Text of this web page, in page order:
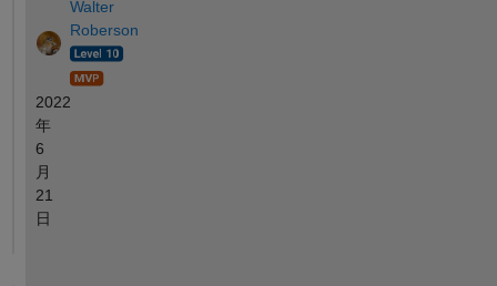
Walter
Roberson
2022
年
6
月
21
日